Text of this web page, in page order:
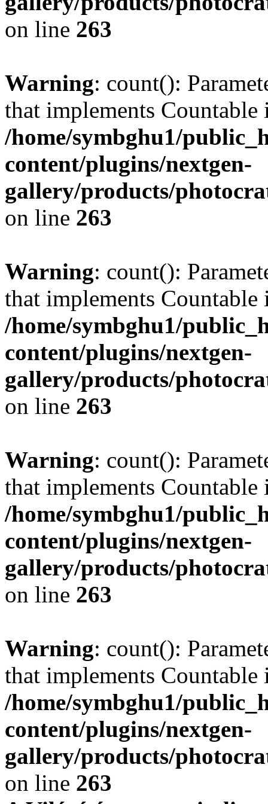
on line 263
Warning: count():
that implements Countable
/home/symbghu1/
content/plugins/nextgen-
gallery/products/
on line 263
Warning: count():
that implements Countable
/home/symbghu1/
content/plugins/nextgen-
gallery/products/
on line 263
Warning: count():
that implements Countable
/home/symbghu1/
content/plugins/nextgen-
gallery/products/
on line 263
Warning: count():
that implements Countable
/home/symbghu1/
content/plugins/nextgen-
gallery/products/
on line 263